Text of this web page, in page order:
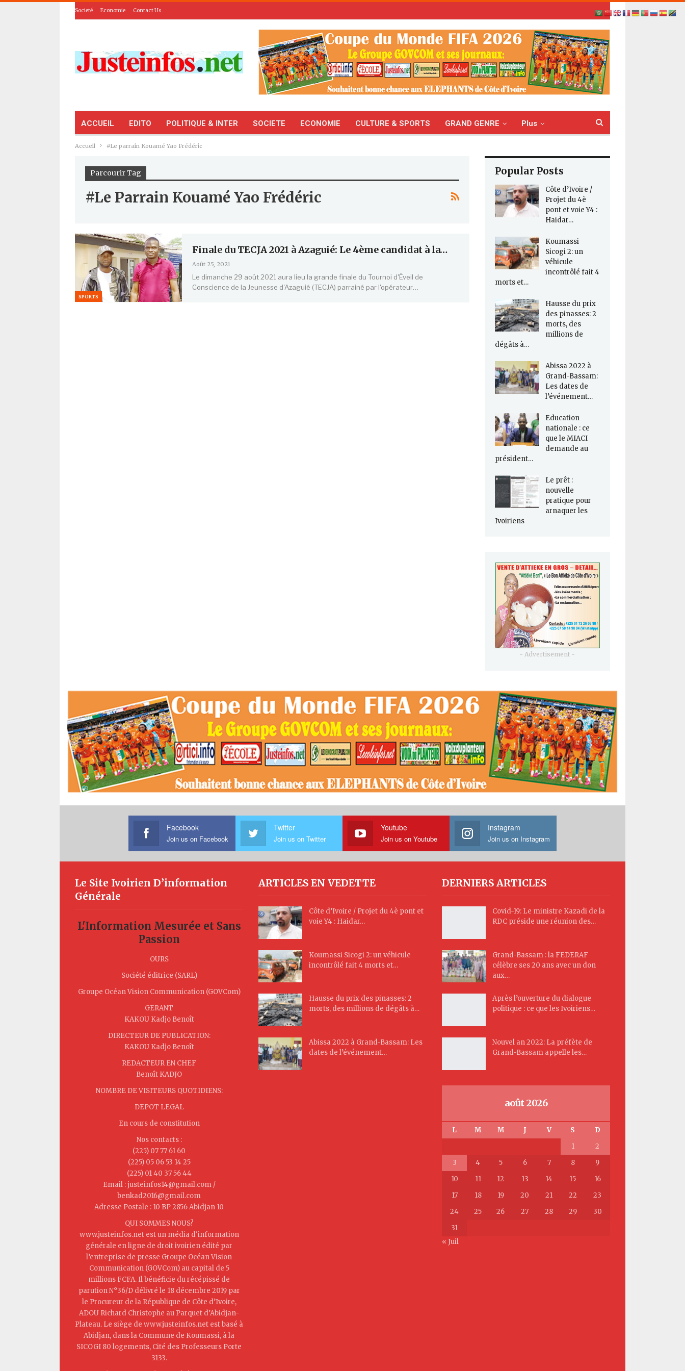
Societé Economie Contact Us
ACCUEIL EDITO POLITIQUE & INTER SOCIETE ECONOMIE CULTURE & SPORTS GRAND GENRE Plus
Accueil #Le parrain Kouamé Yao Frédéric
Parcourir Tag
#Le Parrain Kouamé Yao Frédéric
SPORTS
Finale du TECJA 2021 à Azaguié: Le 4ème candidat à la…
Août 25, 2021
Le dimanche 29 août 2021 aura lieu la grande finale du Tournoi d'Éveil de
Conscience de la Jeunesse d'Azaguié (TECJA) parrainé par l'opérateur…
Popular Posts
Côte d’Ivoire /
Projet du 4è
pont et voie Y4 :
Haidar…
Koumassi
Sicogi 2: un
véhicule
incontrôlé fait 4
morts et…
Hausse du prix
des pinasses: 2
morts, des
millions de
dégâts à…
Abissa 2022 à
Grand-Bassam:
Les dates de
l’événement…
Education
nationale : ce
que le MIACI
demande au
président…
Le prêt :
nouvelle
pratique pour
arnaquer les
Ivoiriens
- Advertisement -
Facebook
Join us on Facebook
Twitter
Join us on Twitter
Youtube
Join us on Youtube
Instagram
Join us on Instagram
Le Site Ivoirien D’information
Générale
L'Information Mesurée et Sans
Passion
OURS
Société éditrice (SARL)
Groupe Océan Vision Communication (GOVCom)
GERANT
KAKOU Kadjo Benoît
DIRECTEUR DE PUBLICATION:
KAKOU Kadjo Benoît
REDACTEUR EN CHEF
Benoît KADJO
NOMBRE DE VISITEURS QUOTIDIENS:
DEPOT LEGAL
En cours de constitution
Nos contacts :
(225) 07 77 61 60
(225) 05 06 53 14 25
(225) 01 40 37 56 44
Email : justeinfos14@gmail.com /
benkad2016@gmail.com
Adresse Postale : 10 BP 2856 Abidjan 10
QUI SOMMES NOUS?
www.justeinfos.net est un média d'information
générale en ligne de droit ivoirien édité par
l’entreprise de presse Groupe Océan Vision
Communication (GOVCom) au capital de 5
millions FCFA. Il bénéficie du récépissé de
parution N°36/D délivré le 18 décembre 2019 par
le Procureur de la République de Côte d’Ivoire,
ADOU Richard Christophe au Parquet d’Abidjan-
Plateau. Le siège de www.justeinfos.net est basé à
Abidjan, dans la Commune de Koumassi, à la
SICOGI 80 logements, Cité des Professeurs Porte
3133.
ARTICLES EN VEDETTE
Côte d’Ivoire / Projet du 4è pont et
voie Y4 : Haidar…
Koumassi Sicogi 2: un véhicule
incontrôlé fait 4 morts et…
Hausse du prix des pinasses: 2
morts, des millions de dégâts à…
Abissa 2022 à Grand-Bassam: Les
dates de l’événement…
DERNIERS ARTICLES
Covid-19: Le ministre Kazadi de la
RDC préside une réunion des…
Grand-Bassam : la FEDERAF
célèbre ses 20 ans avec un don
aux…
Après l’ouverture du dialogue
politique : ce que les Ivoiriens…
Nouvel an 2022: La préfète de
Grand-Bassam appelle les…
août 2026
L M M J V S
D
1
2
3
4 5 6 7 8
9
10
11 12 13 14 15
16
17
18 19 20 21 22
23
24
25 26 27 28 29
30
31
« Juil